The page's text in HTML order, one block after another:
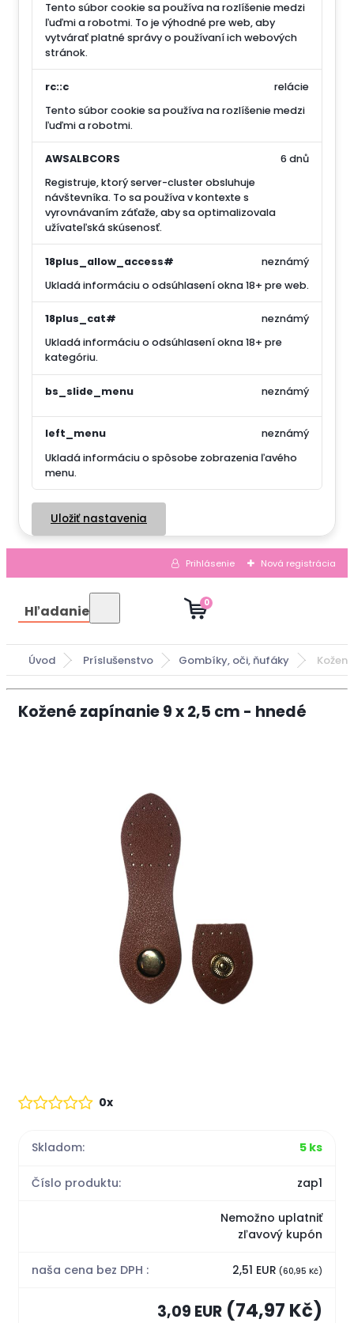
Tento súbor cookie sa používa na rozlíšenie medzi
ľuďmi a robotmi. To je výhodné pre web, aby
vytvárať platné správy o používaní ich webových
stránok.
rc::c
Tento súbor cookie sa používa na rozlíšenie medzi
ľuďmi a robotmi.
relácie
AWSALBCORS
Registruje, ktorý server-cluster obsluhuje
návštevníka. To sa používa v kontexte s
vyrovnávaním záťaže, aby sa optimalizovala
užívateľská skúsenosť.
6 dnů
18plus_allow_access#
Ukladá informáciu o odsúhlasení okna 18+ pre web.
neznámý
18plus_cat#
Ukladá informáciu o odsúhlasení okna 18+ pre
kategóriu.
neznámý
bs_slide_menu neznámý
left_menu
Ukladá informáciu o spôsobe zobrazenia ľavého
menu.
neznámý
Uložiť nastavenia
Prihlásenie Nová registrácia
Hľadanie 0
Úvod Príslušenstvo Gombíky, oči, ňufáky
Kožené zapínanie 9 x 2,5 cm - hnedé
0x
Skladom: 5 ks
Číslo produktu: zap1
Nemožno uplatniť
zľavový kupón
naša cena bez DPH : 2,51 EUR (60,95 Kč)
3,09 EUR(74,97 Kč)